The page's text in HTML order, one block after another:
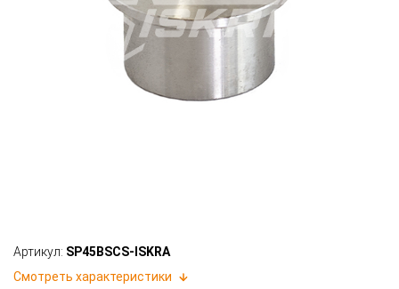
Артикул: SP45BSCS-ISKRA
Смотреть характеристики